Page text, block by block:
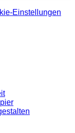
Einstellungen